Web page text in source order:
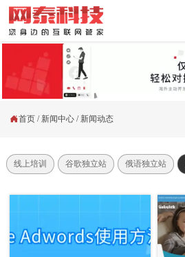
首页 / 新闻中心 / 新闻动态
线上培训 谷歌独立站 俄语独立站